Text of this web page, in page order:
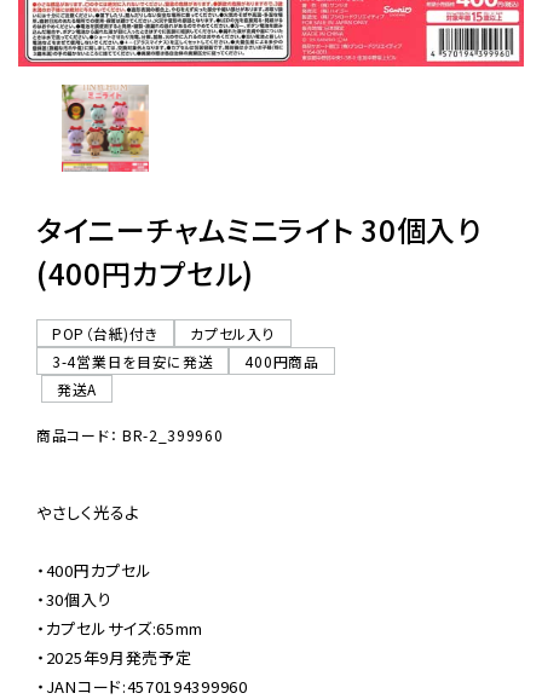
よくあるご質問
06-6282-7659
タイニーチャムミニライト 30個入り
(400円カプセル)
POP（台紙)付き
カプセル入り
3-4営業日を目安に発送
400円商品
発送A
商品コード： BR-2_399960
やさしく光るよ
・400円カプセル
・30個入り
・カプセルサイズ:65mm
・2025年9月発売予定
・JANコード:4570194399960